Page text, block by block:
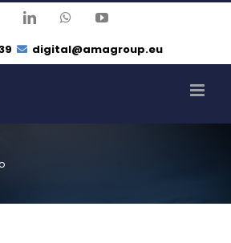
FacebookLinkedInWhatsAppYouTube
digital@amagroup.eu